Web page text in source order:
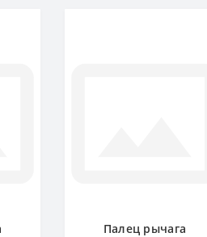
Палец рычага